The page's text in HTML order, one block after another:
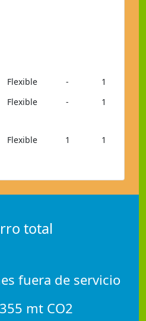
Flexible - 1
Flexible - 1
Flexible 1 1
total
fuera de servicio
mt CO2